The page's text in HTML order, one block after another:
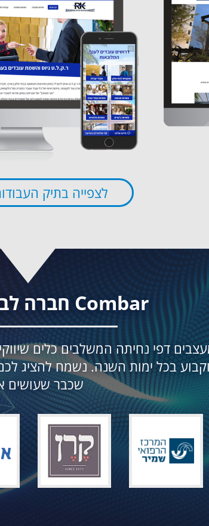
לצפייה בתיק
Combar חברה לבניית אתרים
דפי נחיתה המשלבים כלים
בכל ימות השנה. נשמח להציג
שכבר שעושים